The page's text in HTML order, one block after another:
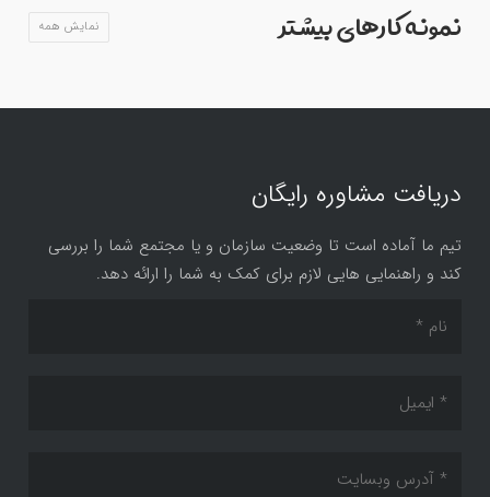
نمونه کارهای بیشتر نمایش همه
دریافت مشاوره رایگان
تیم ما آماده است تا وضعیت سازمان و یا مجتمع شما را بررسی
کند و راهنمایی هایی لازم برای کمک به شما را ارائه دهد.